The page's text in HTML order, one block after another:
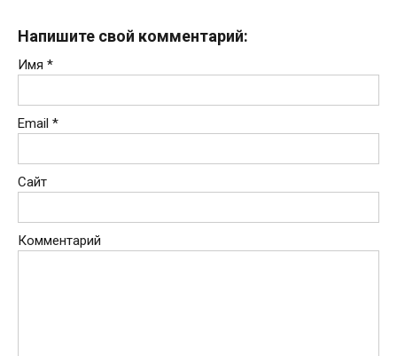
Напишите свой комментарий:
Имя *
Email *
Сайт
Комментарий